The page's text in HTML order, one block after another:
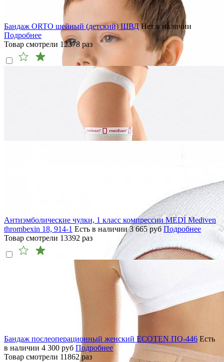
Бандаж ORTO шейный (детский) ШВД Нет в наличии
Подробнее
Товар смотрели 12378 раз
Антиэмболические чулки, 1 класс компрессии MEDI Mediven
thrombexin 18, 914-1 Есть в наличии 3 665 руб Подробнее
Товар смотрели 13392 раз
Бандаж послеоперационный женский ECOTEN ПО-446 Есть
в наличии 4 300 руб Подробнее
Товар смотрели 11862раз